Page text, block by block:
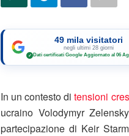
49 mila visitatori
negli ultimi 28 giorni
✓ Dati certificati Google·Aggiornato al 06
In un contesto ditensioni
ucraino Volodymyr
partecipazione di Keir